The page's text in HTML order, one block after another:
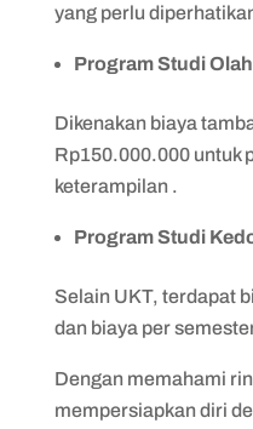
yang perlu
Program Studi
Dikenakan biaya
Rp150.000.000 untuk
keterampilan .
Program Studi
Selain UKT, terdapat
dan biaya per
Dengan memahami
mempersiapkan diri